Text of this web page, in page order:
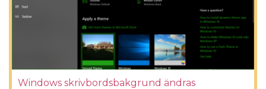
Windows skrivbordsbakgrund ändras